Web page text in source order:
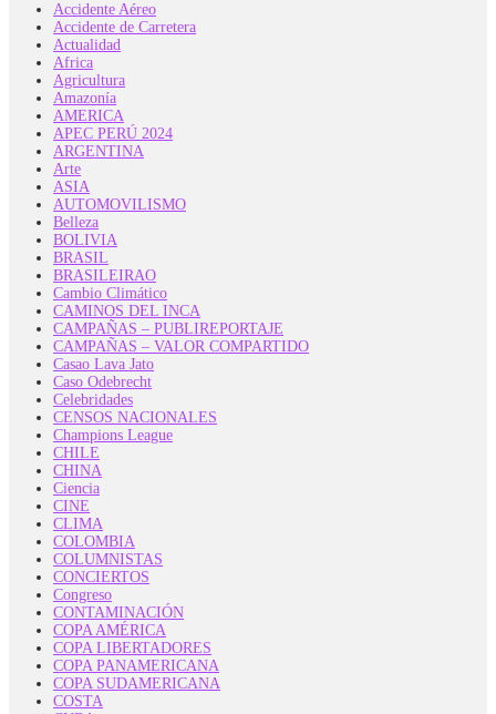
Accidente Aéreo
Accidente de Carretera
Actualidad
Africa
Agricultura
Amazonía
AMERICA
APEC PERÚ 2024
ARGENTINA
Arte
ASIA
AUTOMOVILISMO
Belleza
BOLIVIA
BRASIL
BRASILEIRAO
Cambio Climático
CAMINOS DEL INCA
CAMPAÑAS – PUBLIREPORTAJE
CAMPAÑAS – VALOR COMPARTIDO
Casao Lava Jato
Caso Odebrecht
Celebridades
CENSOS NACIONALES
Champions League
CHILE
CHINA
Ciencia
CINE
CLIMA
COLOMBIA
COLUMNISTAS
CONCIERTOS
Congreso
CONTAMINACIÓN
COPA AMÉRICA
COPA LIBERTADORES
COPA PANAMERICANA
COPA SUDAMERICANA
COSTA